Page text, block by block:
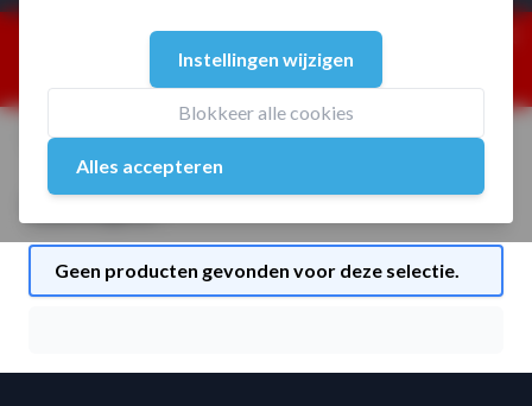
Instellingen wijzigen
Blokkeer alle cookies
Alles accepteren
25% korting ivm vakantiesluiting. Gebruik code:
ZOMERMP. muv vloeren, fitnesstoestellen, boksartikelen,
zakelijk en dealer inlog. Verzending vanaf 19 aug.
Home
Concept2
Geen producten gevonden voor deze selectie.